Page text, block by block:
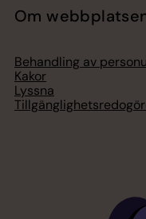
Om
Behandling av
Kakor
Lyssna